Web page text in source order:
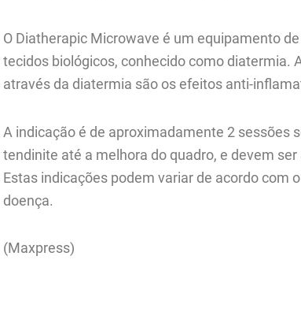
O Diatherapic Microwave é um equipamento
tecidos biológicos, conhecido como diatermia.
através da diatermia são os efeitos anti-
A indicação é de aproximadamente 2 sessões
tendinite até a melhora do quadro, e devem
Estas indicações podem variar de acordo com
doença.
(Maxpress)